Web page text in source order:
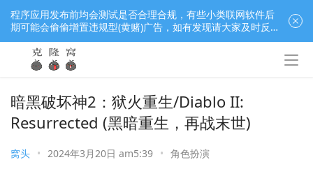
暗黑破坏神2：狱火重生/Diablo II:
Resurrected (黑暗重生，再战末世)
窝头 • 2024年3月20日 am5:39 • 角色扮演
程序应用发布前均会测试是否合理合规，有些小类联网软件后
期可能会偷偷增置违规型(黄赌)广告，如有发现请大家及时反
馈窝长进行处理，共同监督维护良好的程序应用下载社区！